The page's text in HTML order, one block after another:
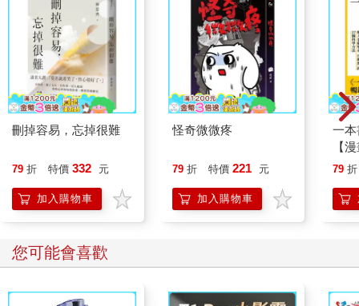
刪掉容易，忘掉很難
79 折 特價 332 元
加入購物車
怪奇微微疼
79 折 特價 221 元
加入購物車
一
【
行
「
學方
79 折
您可能會喜歡